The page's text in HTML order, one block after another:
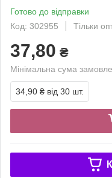
Готово до відправки
Код: 302955
Тільки
37,80 ₴
Мінімальна сума
34,90 ₴ від 30 шт.